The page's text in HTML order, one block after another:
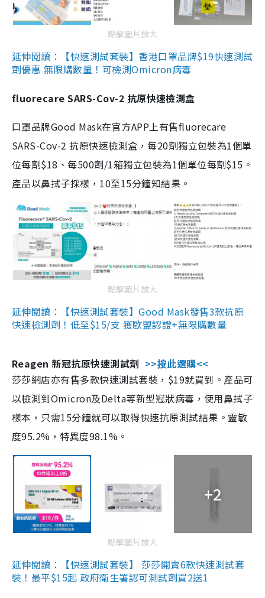
點擊圖片放大
延伸閱讀：【快速測試套裝】香港口罩品牌$19快速測試
劑優惠 無限購數量！可檢測Omicron病毒
fluorecare SARS-Cov-2 抗原快速檢測盒
口罩品牌Good Mask在官方APP上有售fluorecare
SARS-Cov-2 抗原快速檢測盒，每20劑獨立包裝為1個單
位每劑$18、每500劑/1箱獨立包裝為1個單位每劑$15。
產品以鼻拭子採樣，10至15分鐘知結果。
點擊圖片放大
延伸閱讀：【快速測試套裝】Good Mask發售3款抗原
快速檢測劑！低至$15/支 獲歐盟認證+無限購數量
Reagen 新冠抗原快速測試劑 >>按此選購<<
莎莎網店亦有售多款快速測試套裝，$19就買到。產品可
以檢測到Omicron及Delta等新型冠狀病毒，使用鼻拭子
樣本，只需15分鐘就可以取得快速抗原測試結果。靈敏
度95.2%，特異度98.1%。
+2
點擊圖片放大
延伸閱讀：【快速測試套裝】 莎莎開賣6款快速測試套
裝！最平$15起 政府衛生署認可測試劑買2送1